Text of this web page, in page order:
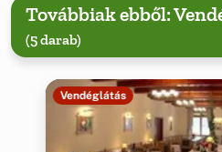
Továbbiak ebből:
(5 darab)
Vendéglátás